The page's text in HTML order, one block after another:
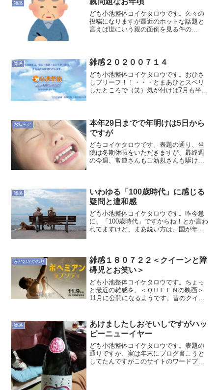
雑感
ども小池整体コイケタロウです。久々の
投稿になりますが最近のホットな話題と
言えば世にいう親の面倒を見る件の
る。認知症・病気・筋力体力...
雑感 雑感２０２００７１４
ども小池整体コイケタロウです。おひさ
しブリーフ！！・・・とまあひとスベリ
したところで（笑）気が付けば7月も半
蔓延し続ける今日この頃。...
お知らせ
本年29日までで年明けは5日から
ですが
どもコイケタロウです。表題の通り、当
院は冬期休暇をいただきますが、最終週
の今週、常連さんもご新規さんも駆け込
夫婦と小さいお子さんで...
雑感
いわゆる「100歳時代」に感じる
疑問と違和感
ども小池整体コイケタロウです。昨今急
に、「100歳時代」ですからね！とか言わ
れてますけど、まあ鋭い方は、国が年金
（笑）それも含めてこ...
人とのかかわり
雑感１８０７２２＜クイーンと障
碍児とお笑い＞
ども小池整体コイケタロウです。ちょっ
と最近の雑感を。＜ＱＵＥＥＮの映画＞
11月に公開になるようです。昔のクイー
らしいので、最初「・・・えええ
～・・・」とは思ったのですが...
雑感
あけましたしおそいしですがハッ
ピーニューイヤー
ども小池整体コイケタロウです。表題の
通りですが、実は年末にブログ書こうと
してたんですがこのサイトのワードプレ